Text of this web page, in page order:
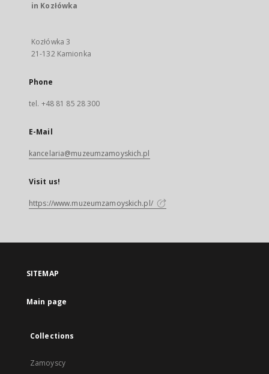
in Kozłówka
Kozłówka 3
21-132 Kamionka
Phone
tel. +48 81 85 28 300
E-Mail
kancelaria@muzeumzamoyskich.pl
Visit us!
https://www.muzeumzamoyskich.pl/
SITEMAP
Main page
Collections
Zamoyscy